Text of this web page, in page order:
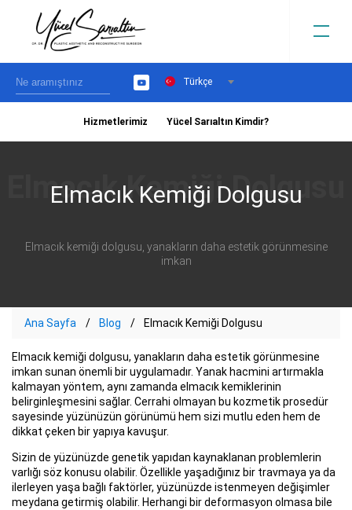
YouTubeTürkçe
Hizmetlerimiz Yücel Sarıaltın Kimdir?
Elmacık Kemiği Dolgusu
Elmacık kemiği dolgusu, yanakların daha estetik görünmesine
imkan
Ana Sayfa Blog Elmacık Kemiği Dolgusu
Elmacık kemiği dolgusu, yanakların daha estetik görünmesine
imkan sunan önemli bir uygulamadır. Yanak hacmini artırmakla
kalmayan yöntem, aynı zamanda elmacık kemiklerinin
belirginleşmesini sağlar. Cerrahi olmayan bu kozmetik prosedür
sayesinde yüzünüzün görünümü hem sizi mutlu eden hem de
dikkat çeken bir yapıya kavuşur.
Sizin de yüzünüzde genetik yapıdan kaynaklanan problemlerin
varlığı söz konusu olabilir. Özellikle yaşadığınız bir travmaya ya da
ilerleyen yaşa bağlı faktörler, yüzünüzde istenmeyen değişimler
meydana getirmiş olabilir. Herhangi bir deformasyon olmasa bile